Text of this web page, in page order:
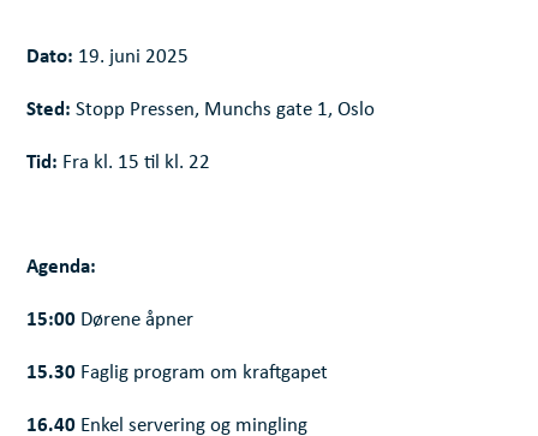
Dato: 19. juni 2025
Sted: Stopp Pressen, Munchs gate 1, Oslo
Tid: Fra kl. 15 til kl. 22
Agenda:
15:00 Dørene åpner
15.30 Faglig program om kraftgapet
16.40 Enkel servering og mingling